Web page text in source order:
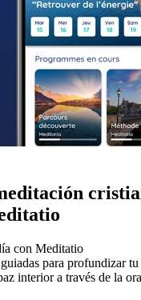
con Meditatio
para profundizar
interior a través de la